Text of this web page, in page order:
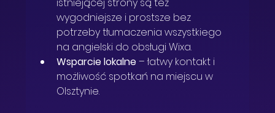
istniejącej strony są też
wygodniejsze i prostsze bez
potrzeby tłumaczenia wszystkiego
na angielski do obsługi Wixa.
Wsparcie lokalne – łatwy kontakt i
możliwość spotkań na miejscu w
Olsztynie.